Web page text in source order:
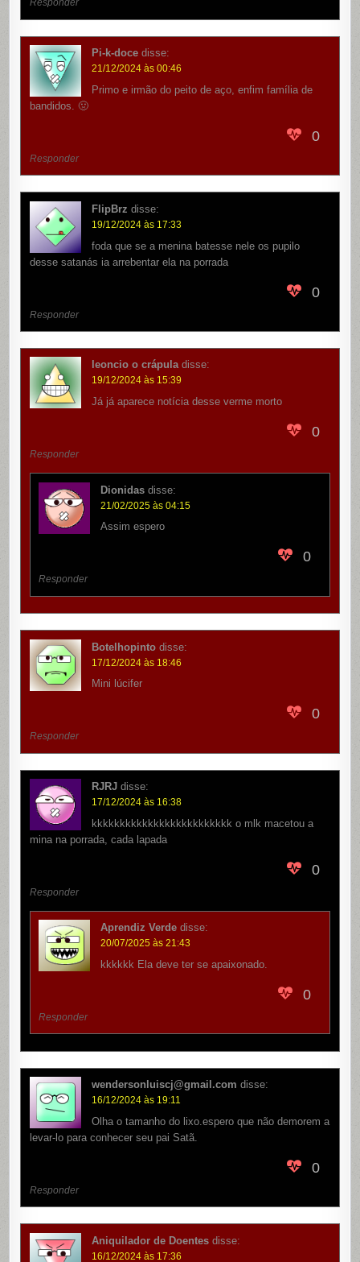
Responder
Pi-k-doce disse:
21/12/2024 às 00:46
Primo e irmão do peito de aço, enfim família de
bandidos. 🤢
0
Responder
FlipBrz disse:
19/12/2024 às 17:33
foda que se a menina batesse nele os pupilo
desse satanás ia arrebentar ela na porrada
0
Responder
leoncio o crápula disse:
19/12/2024 às 15:39
Já já aparece notícia desse verme morto
0
Responder
Dionidas disse:
21/02/2025 às 04:15
Assim espero
0
Responder
Botelhopinto disse:
17/12/2024 às 18:46
Mini lúcifer
0
Responder
RJRJ disse:
17/12/2024 às 16:38
kkkkkkkkkkkkkkkkkkkkkkkkk o mlk macetou a
mina na porrada, cada lapada
0
Responder
Aprendiz Verde disse:
20/07/2025 às 21:43
kkkkkk Ela deve ter se apaixonado.
0
Responder
wendersonluiscj@gmail.com disse:
16/12/2024 às 19:11
Olha o tamanho do lixo.espero que não demorem a
levar-lo para conhecer seu pai Satã.
0
Responder
Aniquilador de Doentes disse:
16/12/2024 às 17:36